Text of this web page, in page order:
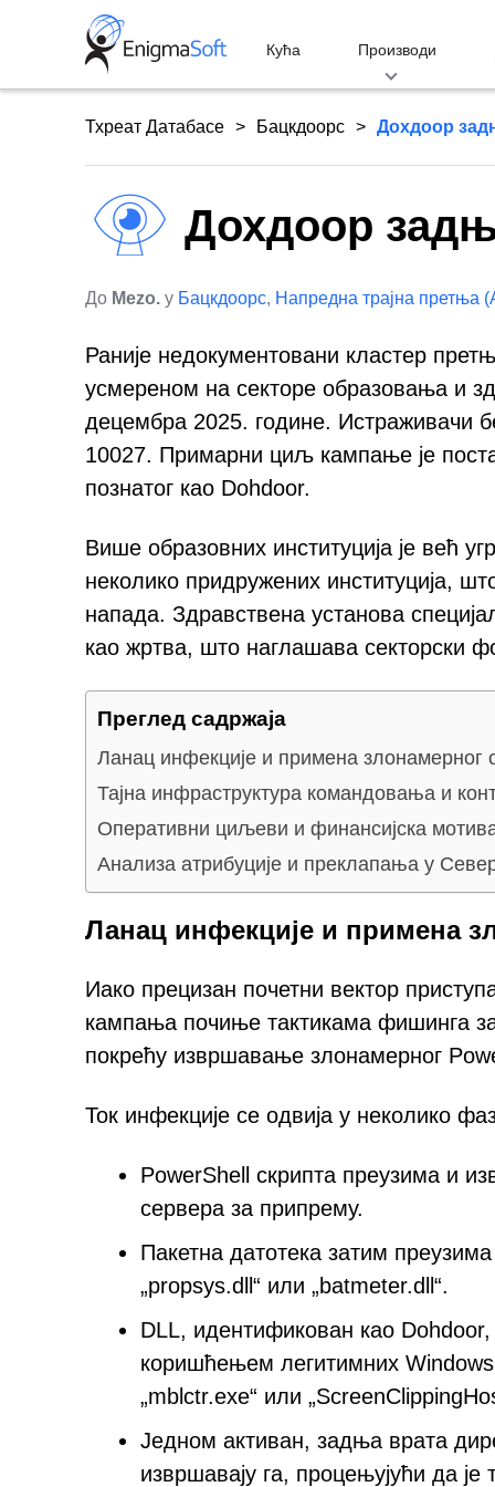
Кућа Производи
Тхреат Датабасе Бацкдоорс Дохдоор
Дохдоор
До Mezo. у Бацкдоорс, Напредна трајна претња
Раније недокументовани кластер
усмереном на секторе образовања и
децембра 2025. године. Истраживачи
10027. Примарни циљ кампање је
познатог као Dohdoor.
Више образовних институција је већ
неколико придружених институција,
напада. Здравствена установа
као жртва, што наглашава секторски
Преглед садржаја
Ланац инфекције и примена злонамерног
Тајна инфраструктура командовања и
Оперативни циљеви и финансијска
Анализа атрибуције и преклапања у
Ланац инфекције и примена
Иако прецизан почетни вектор
кампања почиње тактикама фишинга
покрећу извршавање злонамерног
Ток инфекције се одвија у неколико
PowerShell скрипта преузима и
сервера за припрему.
Пакетна датотека затим
„propsys.dll“ или „batmeter.dll“.
DLL, идентификован као
коришћењем легитимних
„mblctr.exe“ или
Једном активан, задња врата
извршавају га, процењујући да